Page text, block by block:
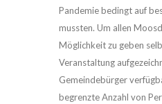
Pandemie bedingt auf
mussten. Um allen
Möglichkeit zu geben
Veranstaltung
Gemeindebürger
begrenzte Anzahl von